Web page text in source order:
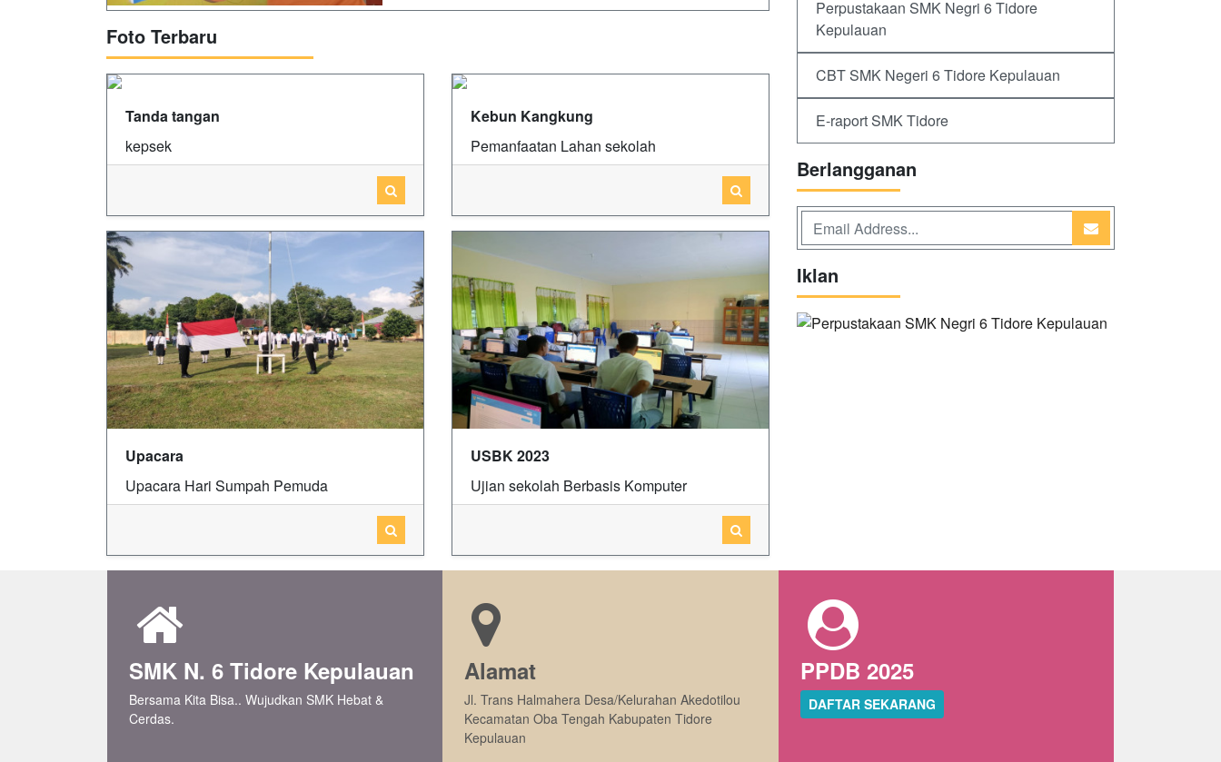
Foto Terbaru
Tanda tangan
kepsek
Kebun Kangkung
Pemanfaatan Lahan sekolah
Upacara
Upacara Hari Sumpah Pemuda
USBK 2023
Ujian sekolah Berbasis Komputer
Perpustakaan SMK Negri 6 Tidore
Kepulauan
CBT SMK Negeri 6 Tidore Kepulauan
E-raport SMK Tidore
Berlangganan
Iklan
SMK N. 6 Tidore Kepulauan
Bersama Kita Bisa.. Wujudkan SMK Hebat &
Cerdas.
Alamat
Jl. Trans Halmahera Desa/Kelurahan Akedotilou
Kecamatan Oba Tengah Kabupaten Tidore
Kepulauan
PPDB 2025
DAFTAR SEKARANG